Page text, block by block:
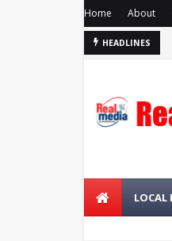
Home About
HEADLINES
LOCAL